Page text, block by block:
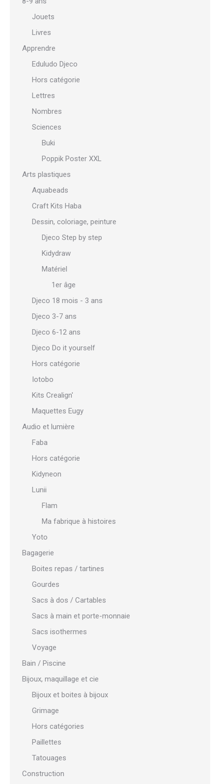
Jouets
Livres
Apprendre
Eduludo Djeco
Hors catégorie
Lettres
Nombres
Sciences
Buki
Poppik Poster XXL
Arts plastiques
Aquabeads
Craft Kits Haba
Dessin, coloriage, peinture
Djeco Step by step
Kidydraw
Matériel
1er âge
Djeco 18 mois - 3 ans
Djeco 3-7 ans
Djeco 6-12 ans
Djeco Do it yourself
Hors catégorie
Iotobo
Kits Crealign'
Maquettes Eugy
Audio et lumière
Faba
Hors catégorie
Kidyneon
Lunii
Flam
Ma fabrique à histoires
Yoto
Bagagerie
Boites repas / tartines
Gourdes
Sacs à dos / Cartables
Sacs à main et porte-monnaie
Sacs isothermes
Voyage
Bain / Piscine
Bijoux, maquillage et cie
Bijoux et boites à bijoux
Grimage
Hors catégories
Paillettes
Tatouages
Construction